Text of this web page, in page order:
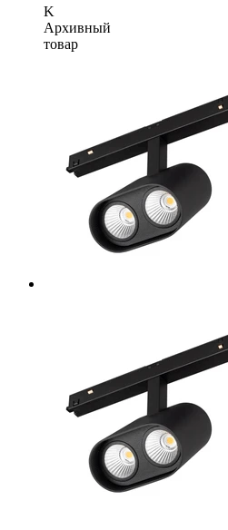
K
Архивный
товар